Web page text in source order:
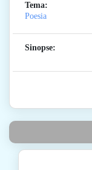
Tema:
Poesia
Sinopse: